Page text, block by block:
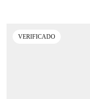
VERIFICADO